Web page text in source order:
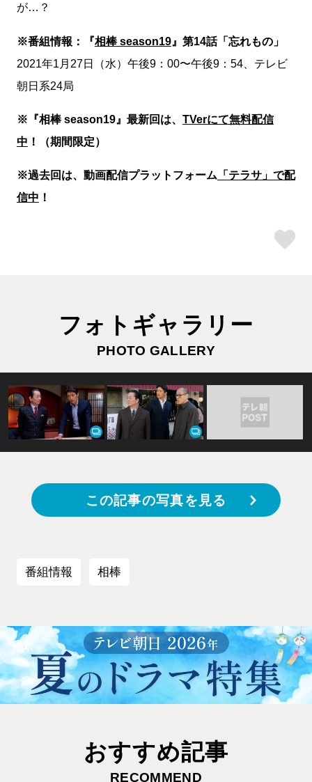
が…？
※番組情報：『相棒 season19』第14話「忘れもの」
2021年1月27日（水）午後9：00〜午後9：54、テレビ
朝日系24局
※『相棒 season19』最新回は、 TVerにて無料配信
中 ！（期間限定）
※過去回は、動画配信プラットフォーム 「テラサ」で配
信中 ！
フォトギャラリー
PHOTO GALLERY
この記事の写真を見る
番組情報 相棒
おすすめ記事
RECOMMEND